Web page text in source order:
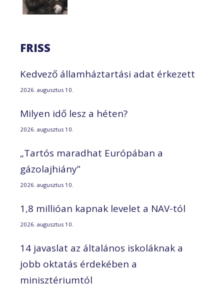
FRISS
Kedvező államháztartási adat érkezett
2026. augusztus 10.
Milyen idő lesz a héten?
2026. augusztus 10.
„Tartós maradhat Európában a
gázolajhiány”
2026. augusztus 10.
1,8 millióan kapnak levelet a NAV-tól
2026. augusztus 10.
14 javaslat az általános iskoláknak a
jobb oktatás érdekében a
minisztériumtól